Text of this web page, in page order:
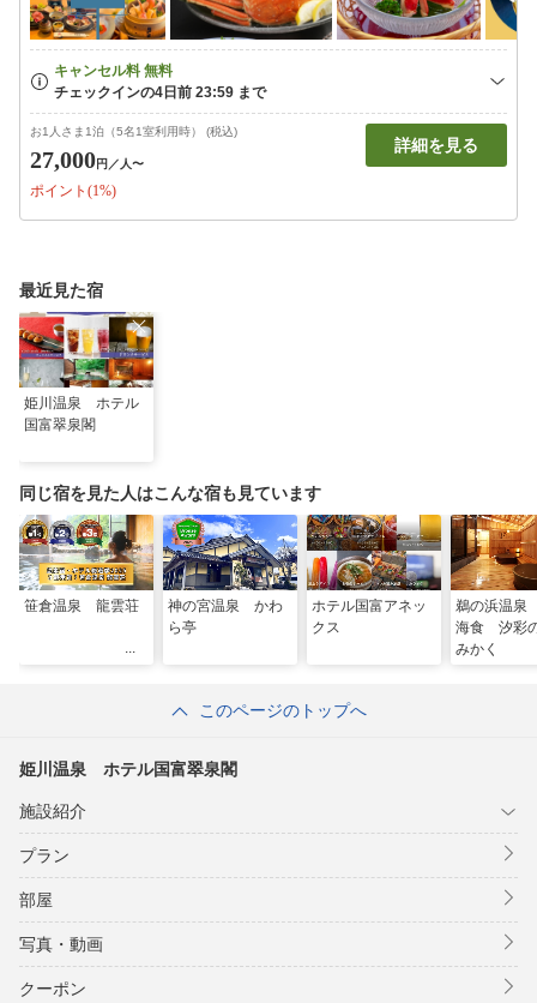
お1人さま1泊（5名1室利用時） (税込)
27,000円 ／人〜
ポイント(1%)
詳細を見る
最近見た宿
姫川温泉 ホテル
国富翠泉閣
同じ宿を見た人はこんな宿も見ています
笹倉温泉 龍雲荘
神の宮温泉 かわ
ら亭
ホテル国富アネッ
クス
鵜の浜温
海食 汐彩
みかく
このページのトップへ
姫川温泉 ホテル国富翠泉閣
施設紹介
プラン
部屋
写真・動画
クーポン